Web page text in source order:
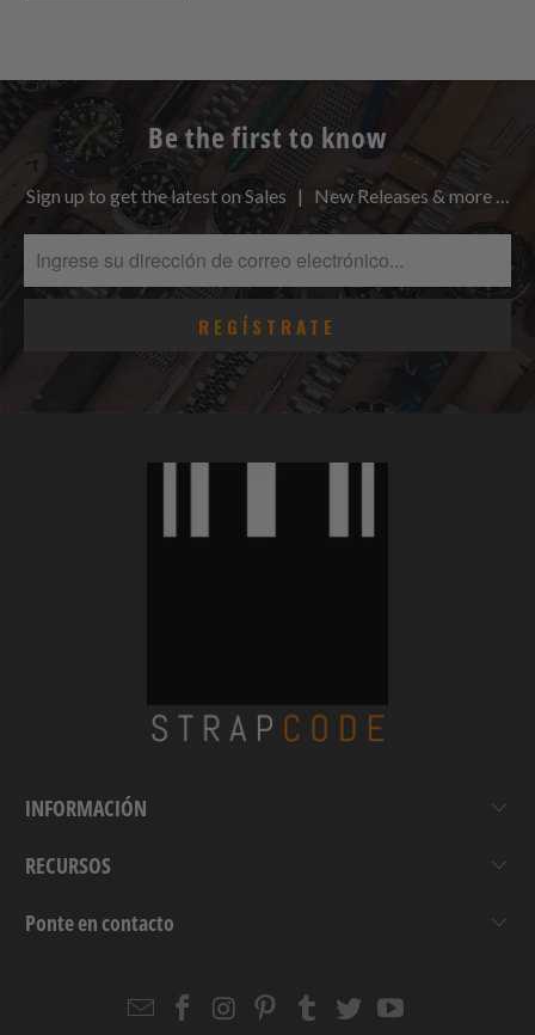
Be the first to know
Sign up to get the latest on Sales | New Releases & more …
INFORMACIÓN
RECURSOS
Ponte en contacto
EmailStrapcode
Strapcode
Strapcode
Strapcode
Strapcode